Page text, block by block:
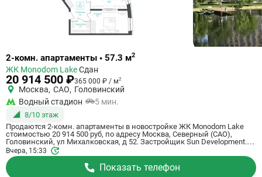
Ссылка
квартиру
2-комн. апартаменты • 57.3 м2
ЖК Monodom LakeСдан
20 914 500 ₽365 000 ₽ / м2
Москва, САО, Головинский
Водный стадион
5 мин.
8/10 этаж
Продаются 2-комн. апартаменты в новостройке ЖК Monodom Lake
стоимостью 20 914 500 руб, по адресу Москва, Северный (САО),
Головинский, ул Михалковская, д 52. Застройщик Sun Development.
Апартаменты сдаются в 1 квартале 2024 года в 5 минутах на машине
от станции метро Водный стадион. Общая площадь апартаментов -
57.3 кв. м. Этаж 8 из 10. ID апартаментов на СтройкиРУ 735335,
скажите его когда будете звонить.
Вчера, 15:33
Показать телефон